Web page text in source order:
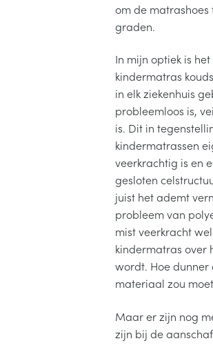
om de matrashoes
graden.
In mijn optiek is
kindermatras
in elk ziekenhuis
probleemloos is,
is. Dit in
kindermatrassen
veerkrachtig is en
gesloten
juist het ademt
probleem van
mist veerkracht
kindermatras over
wordt. Hoe
materiaal zou
Maar er zijn nog
zijn bij de